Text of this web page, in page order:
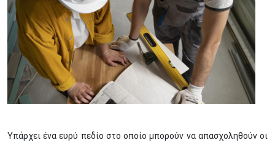
Υπάρχει ένα ευρύ πεδίο στο οποίο μπορούν να απασχοληθούν οι